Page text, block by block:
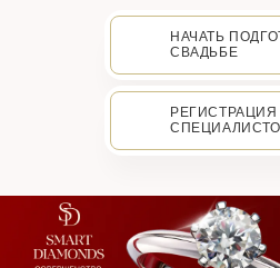
НАЧАТЬ
СВАДЬБЕ
РЕГИСТРАЦИЯ